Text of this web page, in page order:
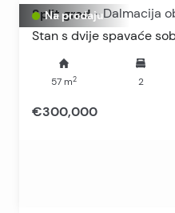
Na prodaju
Split grad - Dalmacija
Stan s dvije spavaće
57 m2 2
€300,000